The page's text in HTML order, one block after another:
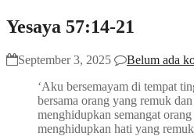
Yesaya 57:14-21
September 3, 2025 Belum ada
‘Aku bersemayam di tempat
bersama orang yang remuk
menghidupkan semangat
menghidupkan hati yang